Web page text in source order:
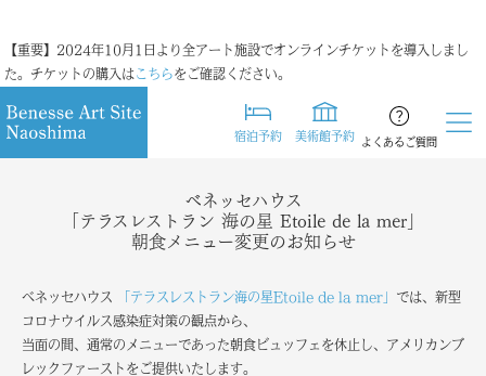
【重要】2024年10月1日より全アート施設でオンラインチケットを導入しまし
た。チケットの購入は こちらをご確認ください。
宿泊予約 美術館予約 よくあるご質問
ベネッセハウス
「テラスレストラン 海の星 Etoile de la mer」
朝食メニュー変更のお知らせ
ベネッセハウス 「テラスレストラン海の星Etoile de la mer」 では、新型
コロナウイルス感染症対策の観点から、
当面の間、通常のメニューであった朝食ビュッフェを休止し、アメリカンブ
レックファーストをご提供いたします。